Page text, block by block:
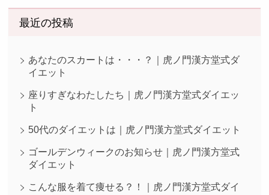
最近の投稿
あなたのスカートは・・・？｜虎ノ門漢方堂式ダ
イエット
座りすぎなわたしたち｜虎ノ門漢方堂式ダイエッ
ト
50代のダイエットは｜虎ノ門漢方堂式ダイエット
ゴールデンウィークのお知らせ｜虎ノ門漢方堂式
ダイエット
こんな服を着て痩せる？！｜虎ノ門漢方堂式ダイ